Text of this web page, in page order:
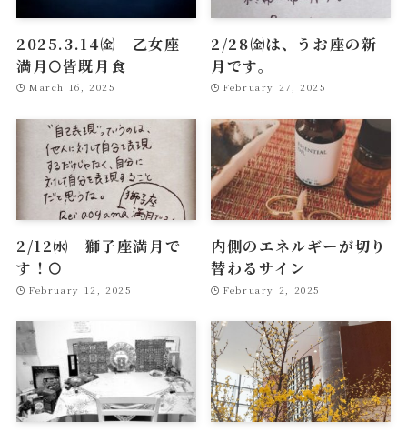
2025.3.14㈮ 乙女座
満月🌕皆既月食
March 16, 2025
2/28㈮は、うお座の新
月です。
February 27, 2025
2/12㈬ 獅子座満月で
す！🌕
February 12, 2025
内側のエネルギーが切り
替わるサイン
February 2, 2025